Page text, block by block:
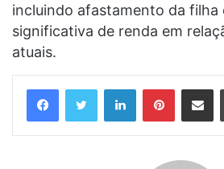
incluindo afastamento da filha
significativa de renda em
atuais.
LinkedinPinterest